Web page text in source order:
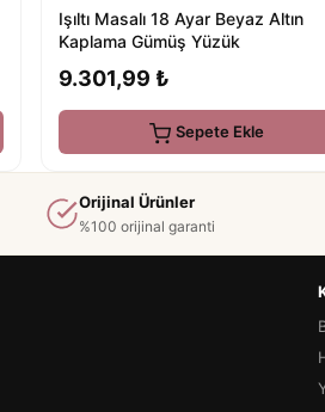
Işıltı Masalı 18 Ayar Beyaz Altın
Kaplama Gümüş Yüzük
9.301,99 ₺
Sepete Ekle
Orijinal Ürünler
%100 orijinal garanti